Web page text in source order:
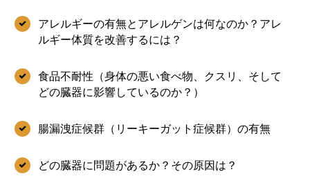
アレルギーの有無とアレルゲンは何なのか？アレ
ルギー体質を改善するには？
食品不耐性（身体の悪い食べ物、クスリ、そして
どの臓器に影響しているのか？）
腸漏洩症候群（リーキーガット症候群）の有無
どの臓器に問題があるか？その原因は？